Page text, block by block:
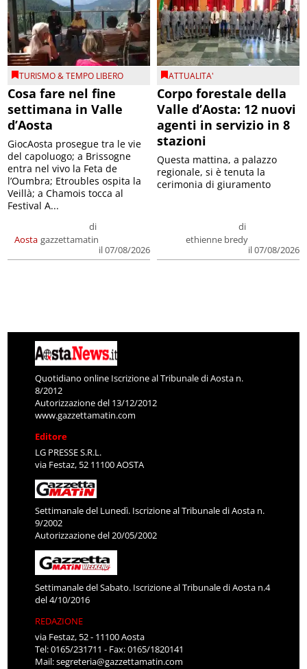
TURISMO & TEMPO LIBERO
Cosa fare nel fine
settimana in Valle
d’Aosta
Aosta
di
gazzettamatin
il 07/08/2026
GiocAosta prosegue tra le vie
del capoluogo; a Brissogne
entra nel vivo la Feta de
l’Oumbra; Etroubles ospita la
Veillà; a Chamois tocca al
Festival A...
ATTUALITA'
Corpo forestale della
Valle d’Aosta: 12 nuovi
agenti in servizio in 8
stazioni
di
ethienne bredy
il 07/08/2026
Questa mattina, a palazzo
regionale, si è tenuta la
cerimonia di giuramento
Quotidiano online Iscrizione al Tribunale di Aosta n.
8/2012
Autorizzazione del 13/12/2012
www.gazzettamatin.com
Editore
LG PRESSE S.R.L.
via Festaz, 52 11100 AOSTA
Settimanale del Lunedì. Iscrizione al Tribunale di Aosta n.
9/2002
Autorizzazione del 20/05/2002
Settimanale del Sabato. Iscrizione al Tribunale di Aosta n.4
del 4/10/2016
REDAZIONE
via Festaz, 52 - 11100 Aosta
Tel: 0165/231711 - Fax: 0165/1820141
Mail:segreteria@gazzettamatin.com